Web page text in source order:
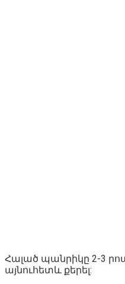
Հալած պանրիկը 2-3
այնուհետև քերել: